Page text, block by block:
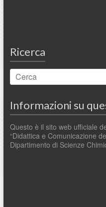
Ricerca
Informazioni su
Questo è il sito web ufficiale
“Didattica e Comunicazione
Dipartimento di Scienze